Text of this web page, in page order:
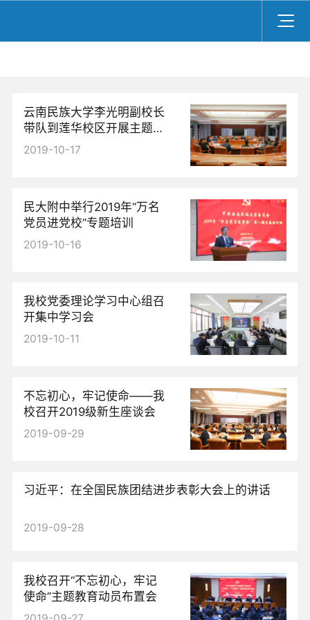
云南民族大学李光明副校长
带队到莲华校区开展主题教
育调查研究
2019-10-17
民大附中举行2019年“万名
党员进党校”专题培训
2019-10-16
我校党委理论学习中心组召
开集中学习会
2019-10-11
不忘初心，牢记使命——我
校召开2019级新生座谈会
2019-09-29
习近平：在全国民族团结进步表彰大会上的讲话
2019-09-28
我校召开“不忘初心，牢记
使命”主题教育动员布置会